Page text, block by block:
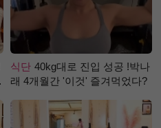
식단 40kg대로 진입 성공 !박나
래 4개월간 '이것' 즐겨먹었다?